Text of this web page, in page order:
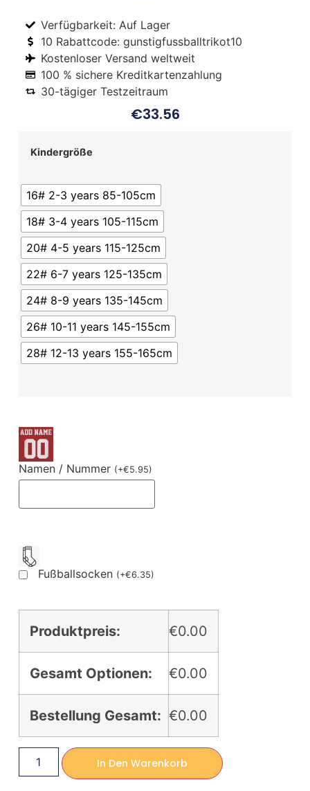
Verfügbarkeit: Auf Lager
10 Rabattcode: gunstigfussballtrikot10
Kostenloser Versand weltweit
100 % sichere Kreditkartenzahlung
30-tägiger Testzeitraum
€33.56
Kindergröße
16# 2-3 years 85-105cm
18# 3-4 years 105-115cm
20# 4-5 years 115-125cm
22# 6-7 years 125-135cm
24# 8-9 years 135-145cm
26# 10-11 years 145-155cm
28# 12-13 years 155-165cm
Namen / Nummer (+€5.95)
Fußballsocken (+€6.35)
Produktpreis: €0.00
Gesamt Optionen: €0.00
Bestellung Gesamt: €0.00
In Den Warenkorb